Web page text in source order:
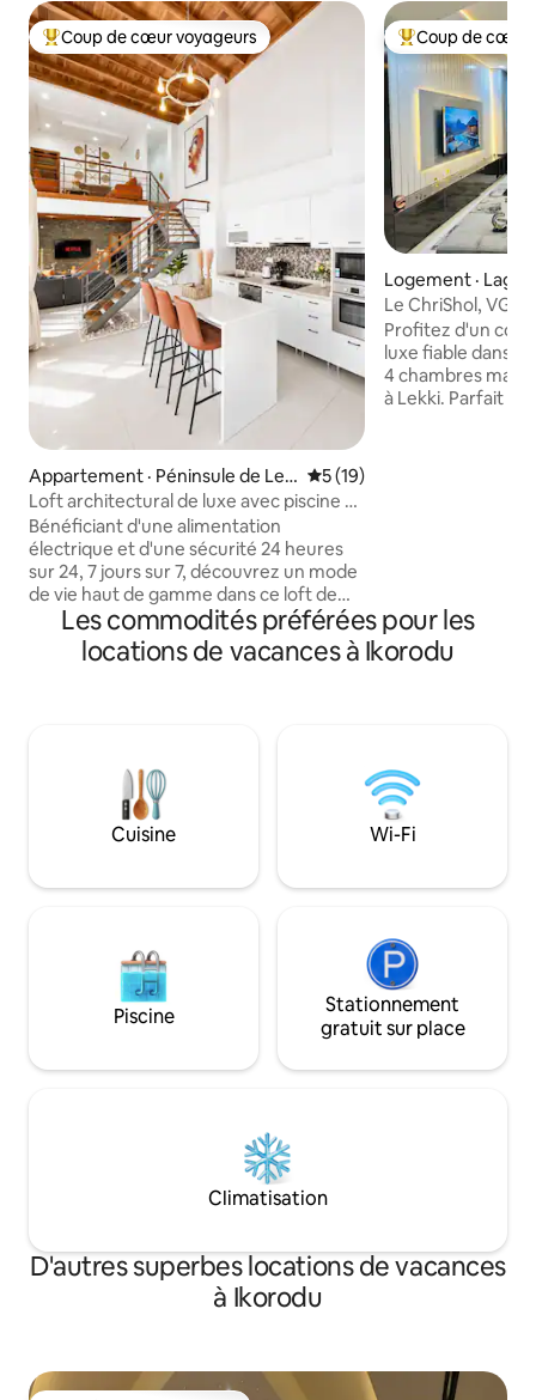
Coup de cœur voyageurs parmi les plus aimés
Coup de cœur voyageurs
Appartement · Péninsule de Lek
ki
Note moyenne de 5 sur 5,
5 (19)
Loft architectural de luxe avec piscine à
Lekki Phase 1
Bénéficiant d'une alimentation
électrique et d'une sécurité 24 heures
sur 24, 7 jours sur 7, découvrez un mode
de vie haut de gamme dans ce loft de
designer architectural à Lekki Phase 1.
Avec ses hauts plafonds spectaculaires,
son escalier remarquable, ses finitions
cuisine entièrement équipée, d'une
télévision intelligente, d'une connexion
Wi-Fi rapide, d'une piscine, d'une salle de
sport, de l'électricité 24 heures sur 24,
dans un emplacement central privilégié,
Coup de cœur
Coup de cœur
Logement · Lagos
Le ChriShol, VGC
Profitez d'un
luxe fiable dans
4 chambres
à Lekki. Parfait
une tarification
catégorie A.
Les commodités préférées pour les
locations de vacances à Ikorodu
Cuisine Wi-Fi
Piscine
Stationnement
gratuit sur place
Climatisation
D'autres superbes locations de vacances
à Ikorodu